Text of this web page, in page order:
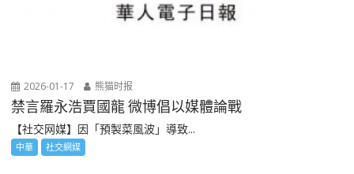
2026-01-17 熊猫时报
禁言羅永浩賈國龍 微博倡以媒體論戰
【社交网媒】因「預製菜風波」導致...
中華 社交網媒